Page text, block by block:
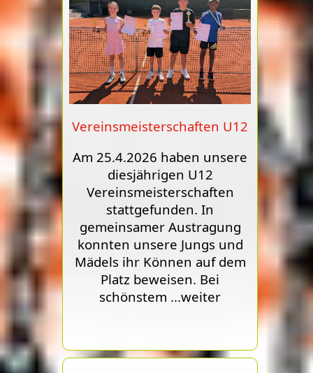
Vereinsmeisterschaften U12
Am 25.4.2026 haben unsere
diesjährigen U12
Vereinsmeisterschaften
stattgefunden. In
gemeinsamer Austragung
konnten unsere Jungs und
Mädels ihr Können auf dem
Platz beweisen. Bei
schönstem ...weiter